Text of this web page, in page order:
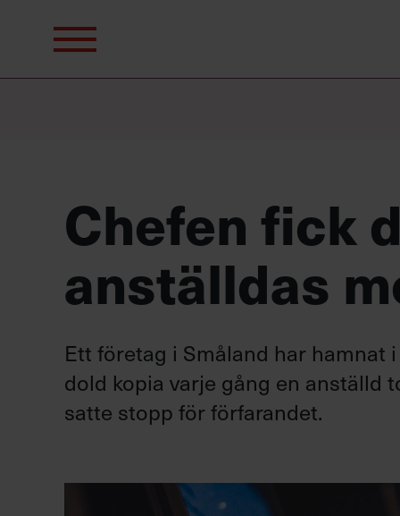
efter:
Chefen fick
anställdas
Ett företag i Småland har hamnat
dold kopia varje gång en anställd
satte stopp för förfarandet.